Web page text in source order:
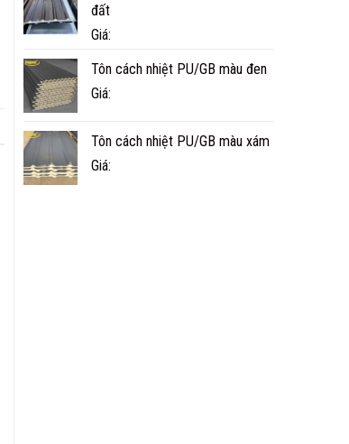
đất
Giá:
Tôn cách nhiệt PU/GB màu đen
Giá:
Tôn cách nhiệt PU/GB màu xám
Giá: